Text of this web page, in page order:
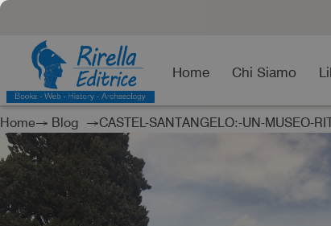
Home Chi Siamo
Home→ Blog →CASTEL-SANTANGELO:-UN-MUSEO-